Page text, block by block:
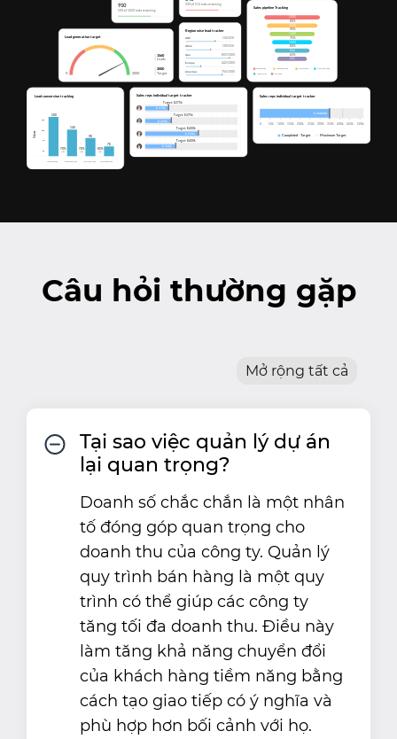
Câu hỏi thường gặp
Mở rộng tất cả
Tại sao việc quản lý dự án
lại quan trọng?
Doanh số chắc chắn là một nhân
tố đóng góp quan trọng cho
doanh thu của công ty. Quản lý
quy trình bán hàng là một quy
trình có thể giúp các công ty
tăng tối đa doanh thu. Điều này
làm tăng khả năng chuyển đổi
của khách hàng tiềm năng bằng
cách tạo giao tiếp có ý nghĩa và
phù hợp hơn bối cảnh với họ.